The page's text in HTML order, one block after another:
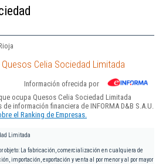
Celia Sociedad Limitada
Información ofrecida por
ocupa Quesos Celia Sociedad Limitada
información financiera de INFORMA D&B S.A.U.
el Ranking de Empresas.
Limitada
objeto: La fabricación, comercialización en cualquiera de
importación, exportación y venta al por menor y al por mayor